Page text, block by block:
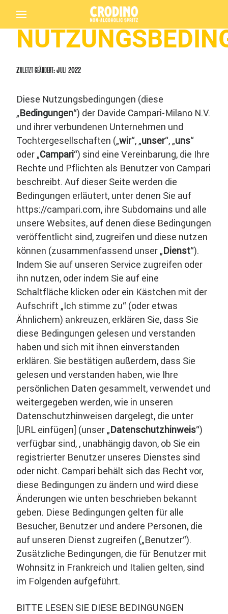
Back
Crodino
Crodino Rosso
Zuletzt geändert: Juli 2022
Diese Nutzungsbedingungen (diese
„Bedingungen“) der Davide Campari-Milano N.V.
und ihrer verbundenen Unternehmen und
Tochtergesellschaften („wir“, „unser“, „uns“
oder „Campari“) sind eine Vereinbarung, die Ihre
Rechte und Pflichten als Benutzer von Campari
beschreibt. Auf dieser Seite werden die
Bedingungen erläutert, unter denen Sie auf
https://campari.com, ihre Subdomains und alle
unsere Websites, auf denen diese Bedingungen
veröffentlicht sind, zugreifen und diese nutzen
können (zusammenfassend unser „Dienst“).
Indem Sie auf unseren Service zugreifen oder
ihn nutzen, oder indem Sie auf eine
Schaltfläche klicken oder ein Kästchen mit der
Aufschrift „Ich stimme zu“ (oder etwas
Ähnlichem) ankreuzen, erklären Sie, dass Sie
diese Bedingungen gelesen und verstanden
haben und sich mit ihnen einverstanden
erklären. Sie bestätigen außerdem, dass Sie
gelesen und verstanden haben, wie Ihre
persönlichen Daten gesammelt, verwendet und
weitergegeben werden, wie in unseren
Datenschutzhinweisen dargelegt, die unter
[URL einfügen] (unser „Datenschutzhinweis“)
verfügbar sind, , unabhängig davon, ob Sie ein
registrierter Benutzer unseres Dienstes sind
oder nicht. Campari behält sich das Recht vor,
diese Bedingungen zu ändern und wird diese
Änderungen wie unten beschrieben bekannt
geben. Diese Bedingungen gelten für alle
Besucher, Benutzer und andere Personen, die
auf unseren Dienst zugreifen („Benutzer“).
Zusätzliche Bedingungen, die für Benutzer mit
Wohnsitz in Frankreich und Italien gelten, sind
im Folgenden aufgeführt.
BITTE LESEN SIE DIESE BEDINGUNGEN